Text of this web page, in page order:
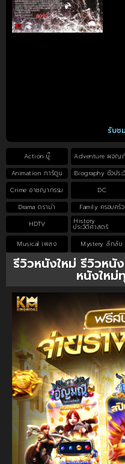
รับช
Action บู๊ Adventure ผจญ
Animation การ์ตูน
Biography ชีวประ
Crime อาชญากรรม
DC
Drama ดราม่า
Family ครอบครัว
HDTV
History
ประวัติศาสตร์
Musical เพลง Mystery ลึกลับ
รีวิวหนังใหม่ รีวิวหนั
หนังใหม่